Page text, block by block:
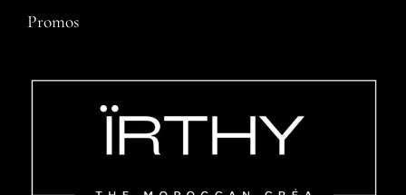
Promos